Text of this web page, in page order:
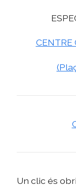
CENTRE
Un clic és